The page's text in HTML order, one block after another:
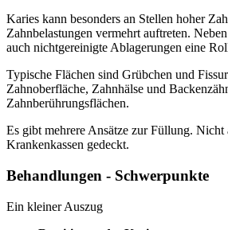
Karies kann besonders an Stellen hoher
Zahnbelastungen vermehrt auftreten.
auch nichtgereinigte Ablagerungen eine
Typische Flächen sind Grübchen und
Zahnoberfläche, Zahnhälse und
Zahnberührungsflächen.
Es gibt mehrere Ansätze zur Füllung. Nicht
Krankenkassen gedeckt.
Behandlungen - Schwerpunkte
Ein kleiner Auszug